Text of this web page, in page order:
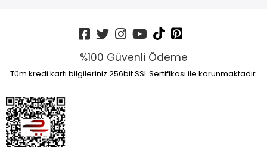
%100 Güvenli Ödeme
Tüm kredi kartı bilgileriniz 256bit SSL Sertifikası ile korunmaktadır.